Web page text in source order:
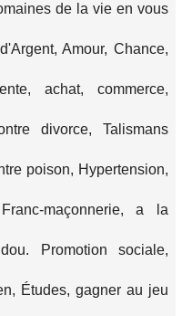
de la vie en vous
Amour, Chance,
achat, commerce,
divorce, Talismans
poison, Hypertension,
maçonnerie, a la
Promotion sociale,
Études, gagner au jeu